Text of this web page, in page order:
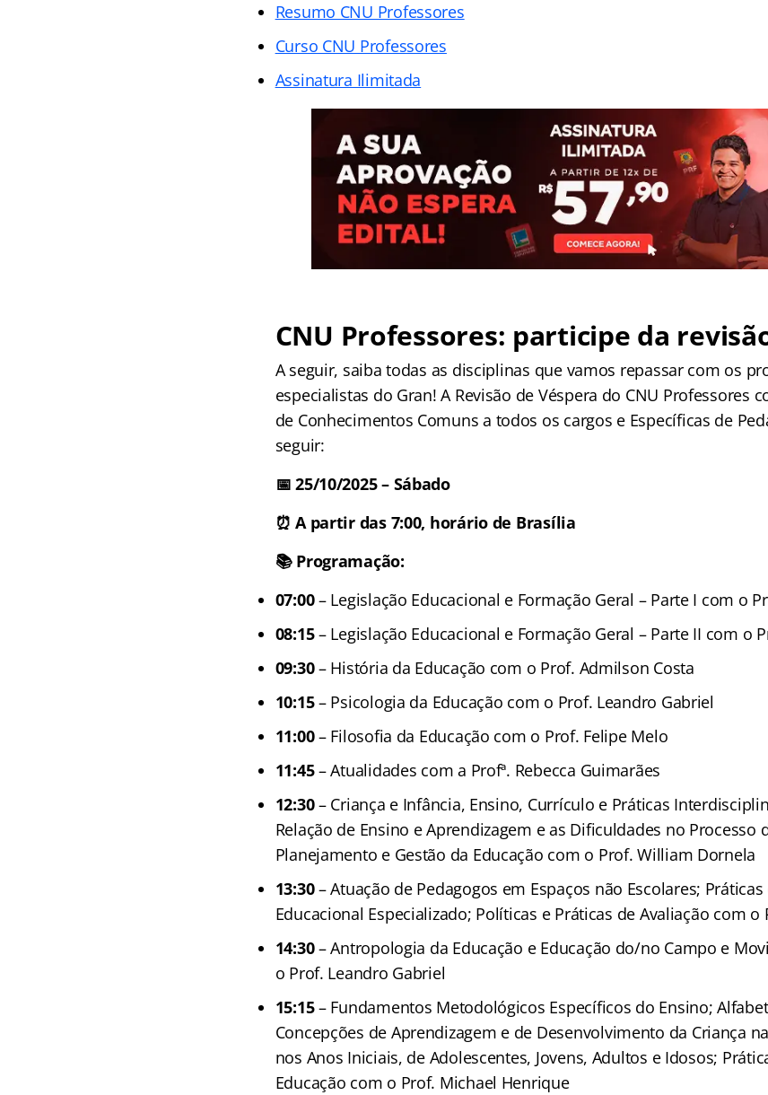
Resumo CNU Professores
Curso CNU Professores
Assinatura Ilimitada
CNU Professores: participe da
A seguir, saiba todas as disciplinas que vamos repassar com os
especialistas do Gran! A Revisão de Véspera do CNU Professores
de Conhecimentos Comuns a todos os cargos e Específicas de
seguir:
📅 25/10/2025 – Sábado
⏰ A partir das 7:00, horário de Brasília
📚 Programação:
07:00– Legislação Educacional e Formação Geral – Parte I com o
08:15– Legislação Educacional e Formação Geral – Parte II com o
09:30– História da Educação com o Prof. Admilson Costa
10:15– Psicologia da Educação com o Prof. Leandro Gabriel
11:00– Filosofia da Educação com o Prof. Felipe Melo
11:45– Atualidades com a Profª. Rebecca Guimarães
12:30– Criança e Infância, Ensino, Currículo e Práticas
Relação de Ensino e Aprendizagem e as Dificuldades no Processo
Planejamento e Gestão da Educação com o Prof. William Dornela
13:30– Atuação de Pedagogos em Espaços não Escolares;
Educacional Especializado; Políticas e Práticas de Avaliação com o
14:30– Antropologia da Educação e Educação do/no Campo e
o Prof. Leandro Gabriel
15:15– Fundamentos Metodológicos Específicos do Ensino;
Concepções de Aprendizagem e de Desenvolvimento da Criança
nos Anos Iniciais, de Adolescentes, Jovens, Adultos e Idosos;
Educação com o Prof. Michael Henrique